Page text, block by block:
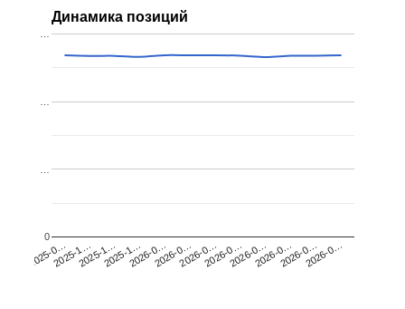
Динамика позиций
2025-0…2025-1…2025-1…2025-1…2026-0…2026-0…2026-0…2026-0…2026-0…2026-0…2026-0…2026-0…
0
…
…